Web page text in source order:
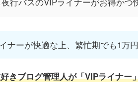
ーが快適な上、繁忙期でも1万円
きブログ管理人が「VIPライナー